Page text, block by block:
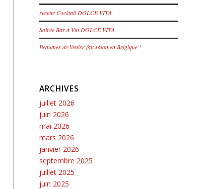
recette Cocktail DOLCE VITA
Soirée Bar à Vin DOLCE VITA
Beaumes de Venise fait salon en Belgique !
ARCHIVES
juillet 2026
juin 2026
mai 2026
mars 2026
janvier 2026
septembre 2025
juillet 2025
juin 2025